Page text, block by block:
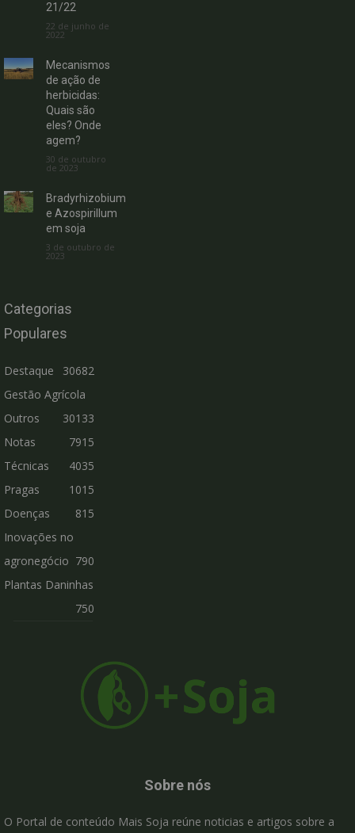
21/22
22 de junho de
2022
Mecanismos
de ação de
herbicidas:
Quais são
eles? Onde
agem?
30 de outubro
de 2023
Bradyrhizobium
e Azospirillum
em soja
3 de outubro de
2023
Categorias
Populares
Destaque
30682
Gestão Agrícola
30133
Outros
7915
Notas
Técnicas
4035
Pragas
1015
Doenças
815
Inovações no
agronegócio 790
Plantas Daninhas
750
Sobre nós
O Portal de conteúdo Mais Soja reúne noticias e artigos sobre a